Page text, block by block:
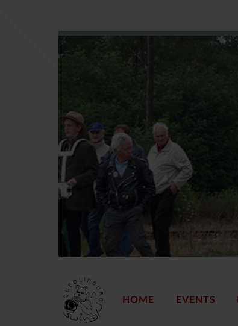
HOME EVENTS